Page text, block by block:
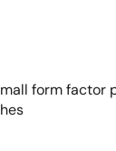
form factor